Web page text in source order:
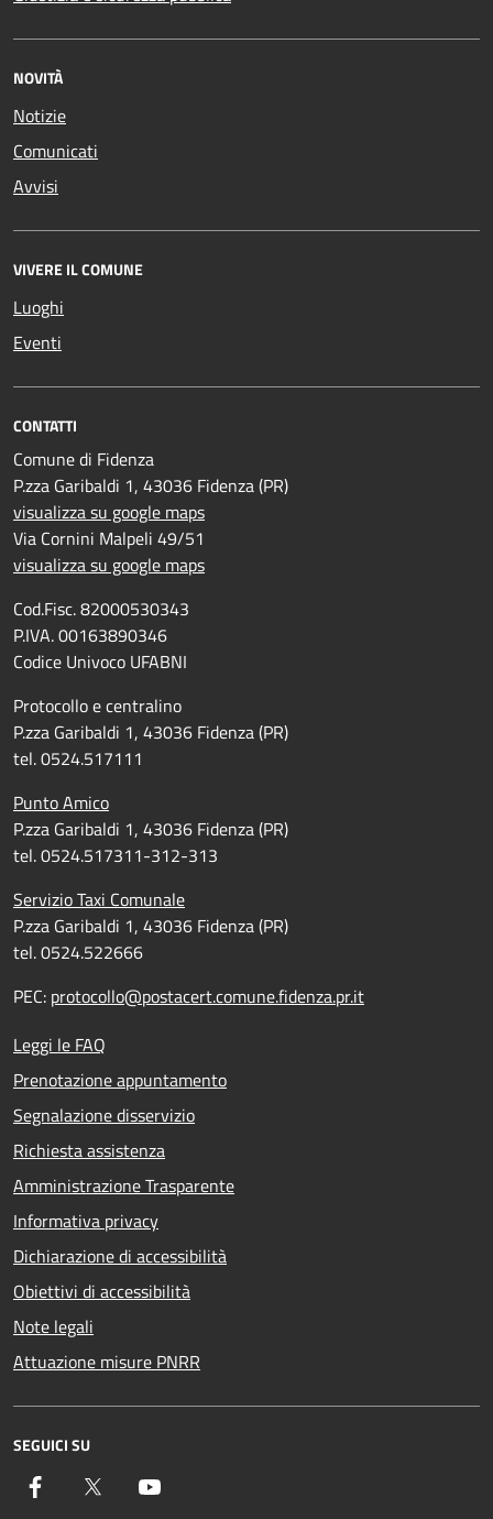
NOVITÀ
Notizie
Comunicati
Avvisi
VIVERE IL COMUNE
Luoghi
Eventi
CONTATTI
Comune di Fidenza
P.zza Garibaldi 1, 43036 Fidenza (PR)
visualizza su google maps
Via Cornini Malpeli 49/51
visualizza su google maps
Cod.Fisc. 82000530343
P.IVA. 00163890346
Codice Univoco UFABNI
Protocollo e centralino
P.zza Garibaldi 1, 43036 Fidenza (PR)
tel. 0524.517111
Punto Amico
P.zza Garibaldi 1, 43036 Fidenza (PR)
tel. 0524.517311-312-313
Servizio Taxi Comunale
P.zza Garibaldi 1, 43036 Fidenza (PR)
tel. 0524.522666
PEC: protocollo@postacert.comune.fidenza.pr.it
Leggi le FAQ
Prenotazione appuntamento
Segnalazione disservizio
Richiesta assistenza
Amministrazione Trasparente
Informativa privacy
Dichiarazione di accessibilità
Obiettivi di accessibilità
Note legali
Attuazione misure PNRR
SEGUICI SU
Facebook Twitter